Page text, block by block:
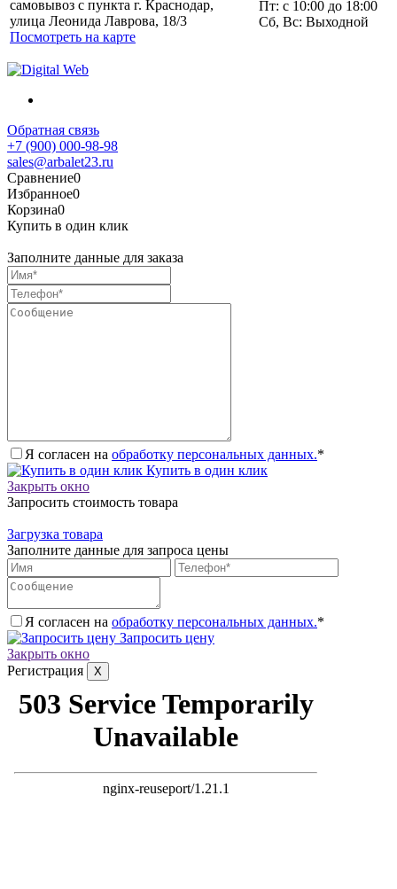
самовывоз с пункта г. Краснодар,
улица Леонида Лаврова, 18/3
Посмотреть на карте
Пт: с 10:00 до 18:00
Сб, Вс: Выходной
Обратная связь
+7 (900) 000-98-98
sales@arbalet23.ru
Сравнение0
Избранное0
Корзина0
Купить в один клик
Заполните данные для заказа
Я согласен на обработку персональных данных.*
Купить в один клик
Закрыть окно
Запросить стоимость товара
Загрузка товара
Заполните данные для запроса цены
Я согласен на обработку персональных данных.*
Запросить цену
Закрыть окно
Регистрация
X